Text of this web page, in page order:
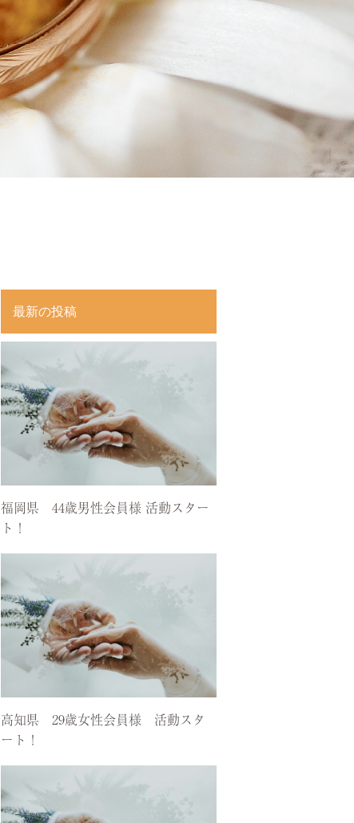
最新の投稿
福岡県 44歳男性会員様 活動スター
ト！
高知県 29歳女性会員様 活動スタ
ート！